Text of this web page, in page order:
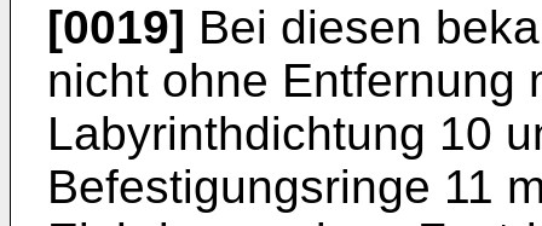
[0019] Bei diesen
nicht ohne Entfernung
Labyrinthdichtung 10
Befestigungsringe 11